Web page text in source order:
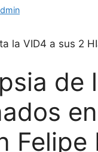
la VID4 a sus 2
de